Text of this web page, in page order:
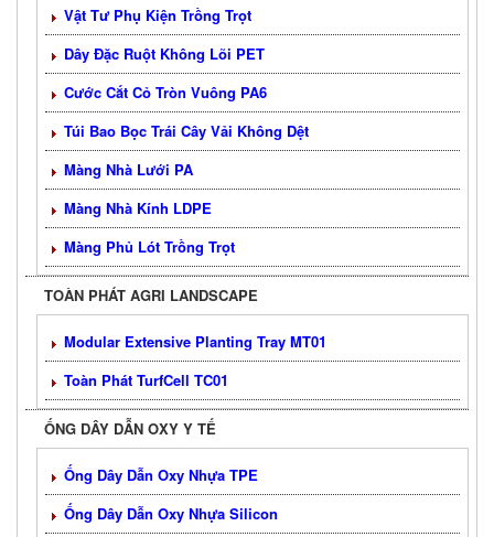
Vật Tư Phụ Kiện Trồng Trọt
Dây Đặc Ruột Không Lõi PET
Cước Cắt Cỏ Tròn Vuông PA6
Túi Bao Bọc Trái Cây Vải Không Dệt
Màng Nhà Lưới PA
Màng Nhà Kính LDPE
Màng Phủ Lót Trồng Trọt
TOÀN PHÁT AGRI LANDSCAPE
Modular Extensive Planting Tray MT01
Toàn Phát TurfCell TC01
ỐNG DÂY DẪN OXY Y TẾ
Ống Dây Dẫn Oxy Nhựa TPE
Ống Dây Dẫn Oxy Nhựa Silicon